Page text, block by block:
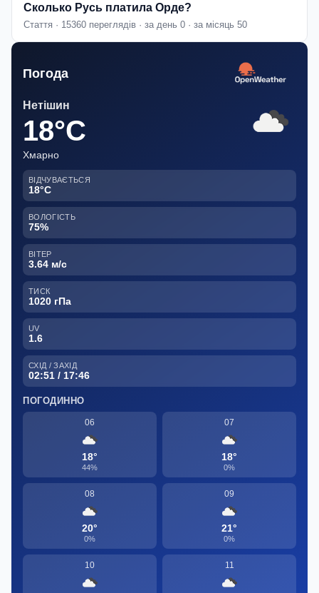
Сколько Русь платила Орде?
Стаття · 15360 переглядів · за день 0 · за місяць 50
Погода
Нетішин
18°C
Хмарно
ВІДЧУВАЄТЬСЯ
18°C
ВОЛОГІСТЬ
75%
ВІТЕР
3.64 м/с
ТИСК
1020 гПа
UV
1.6
СХІД / ЗАХІД
02:51 / 17:46
ПОГОДИННО
06
18°
44%
07
18°
0%
08
20°
0%
09
21°
0%
10 11